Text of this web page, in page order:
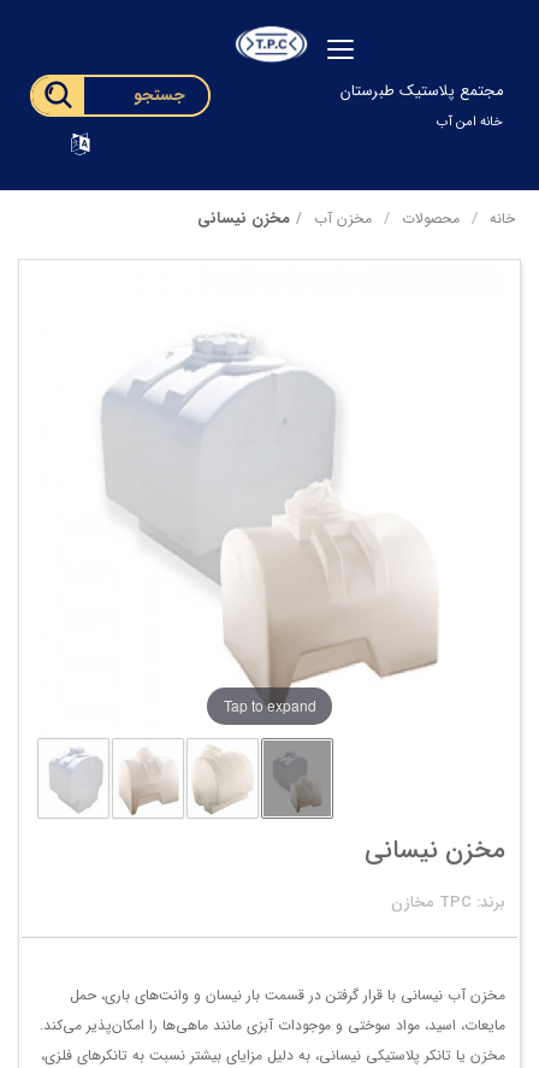
مجتمع پلاستیک طبرستان
خانه امن آب
خانه محصولات مخزن آب مخزن نیسانی
Tap to expand
مخزن نیسانی
برند: TPC مخازن
مخزن آب نیسانی با قرار گرفتن در قسمت بار نیسان و وانت‌های باری، حمل
مایعات، اسید، مواد سوختی و موجودات آبزی مانند ماهی‌ها را امکان‌پذیر می‌کند.
مخزن یا تانکر پلاستیکی نیسانی، به دلیل مزایای بیشتر نسبت به تانکر‌های فلزی،